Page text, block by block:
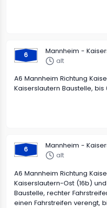
6
Mannheim -
alt
A6 Mannheim Richtung
Kaiserslautern Baustelle, bis
6
Mannheim -
alt
A6 Mannheim Richtung
Kaiserslautern-Ost (16b)
Baustelle, rechter
einen Fahrstreifen verengt,